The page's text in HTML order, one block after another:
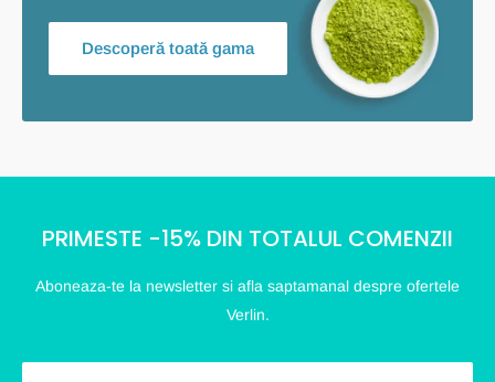
Descoperă toată gama
PRIMESTE -15% DIN TOTALUL COMENZII
Aboneaza-te la newsletter si afla saptamanal despre ofertele
Verlin.